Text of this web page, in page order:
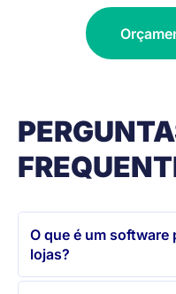
O que é um
lojas?